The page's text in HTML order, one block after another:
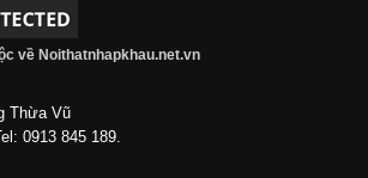
về Noithatnhapkhau.net.vn
Thừa Vũ
0913 845 189.